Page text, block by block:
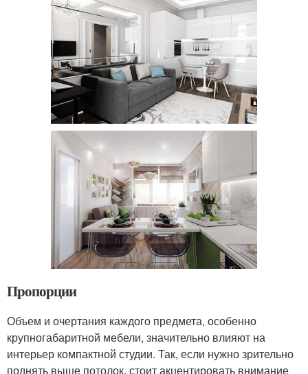
Пропорции
Объем и очертания каждого предмета, особенно
крупногабаритной мебели, значительно влияют на
интерьер компактной студии. Так, если нужно зрительно
поднять выше потолок, стоит акцентировать внимание